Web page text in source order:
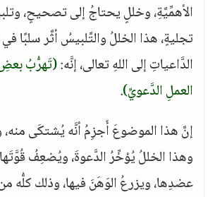
الأهمِّيَّةِ، وخللٍ يحتاجُ إلى تصحيحٍ،
تجليةٍ، هذا الخللُ والتَّلبيسُ أثَّر سلبًا
الدَّاعياتِ إلى اللهِ تعالى، إنَّه:(تَهرُّبُ
العملِ الدَّعويِّ).
إنَّ هذا الموضوعَ أَجزِمُ أنَّه يُشتكَى منه،
وهذا الخللُ يُؤخِّرُ الدَّعوةَ، ويُضعِفُ
عضدِها، ويزرعُ الوَهَنَ فيها، وذلك كلُّه من